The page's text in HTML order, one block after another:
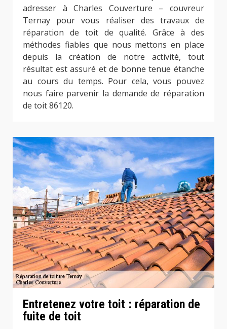
adresser à Charles Couverture – couvreur
Ternay pour vous réaliser des travaux de
réparation de toit de qualité. Grâce à des
méthodes fiables que nous mettons en place
depuis la création de notre activité, tout
résultat est assuré et de bonne tenue étanche
au cours du temps. Pour cela, vous pouvez
nous faire parvenir la demande de réparation
de toit 86120.
Entretenez votre toit : réparation de
fuite de toit